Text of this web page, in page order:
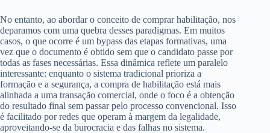
No entanto, ao abordar o conceito de comprar habilitação, nos
deparamos com uma quebra desses paradigmas. Em muitos
casos, o que ocorre é um bypass das etapas formativas, uma
vez que o documento é obtido sem que o candidato passe por
todas as fases necessárias. Essa dinâmica reflete um paralelo
interessante: enquanto o sistema tradicional prioriza a
formação e a segurança, a compra de habilitação está mais
alinhada a uma transação comercial, onde o foco é a obtenção
do resultado final sem passar pelo processo convencional. Isso
é facilitado por redes que operam à margem da legalidade,
aproveitando-se da burocracia e das falhas no sistema.